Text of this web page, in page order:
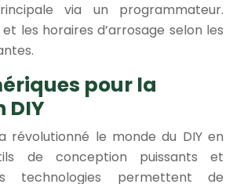
via un programmateur.
les horaires d’arrosage selon les
pour la
DIY
révolutionné le monde du DIY en
de conception puissants et
technologies permettent de